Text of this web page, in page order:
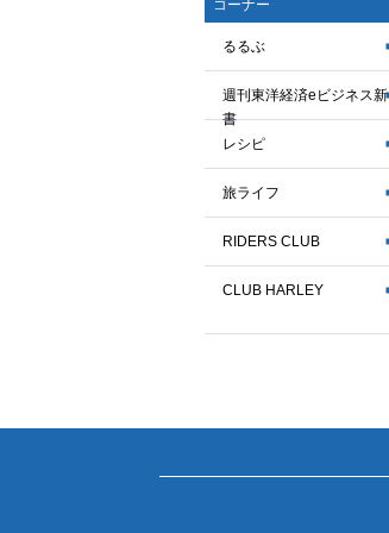
コーナー
るるぶ
週刊東洋経済eビジネス新
書
レシピ
旅ライフ
RIDERS CLUB
CLUB HARLEY